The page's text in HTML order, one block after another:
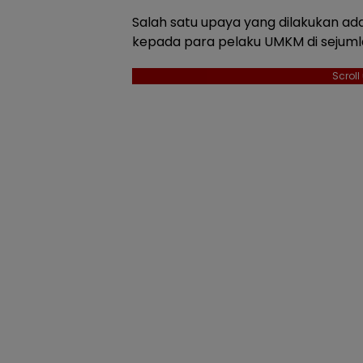
Salah satu upaya yang dilakukan
kepada para pelaku UMKM di